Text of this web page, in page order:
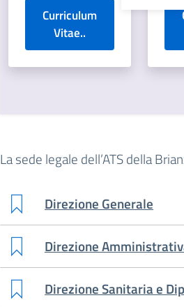
Curriculum
Vitae..
La sede legale dell’ATS della
Direzione Generale
Direzione
Direzione Sanitaria e